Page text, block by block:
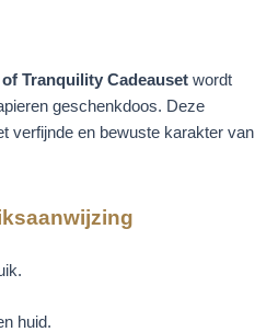
Tranquility Cadeauset wordt
geschenkdoos. Deze
verfijnde en bewuste karakter van
huid.